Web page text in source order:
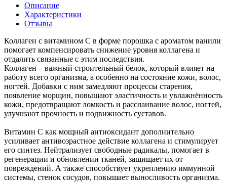
Описание
Характеристики
Отзывы
Коллаген с витамином C в форме порошка с ароматом ванили
помогает компенсировать снижение уровня коллагена и
отдалить связанные с этим последствия.
Коллаген – важный строительный белок, который влияет на
работу всего организма, а особенно на состояние кожи, волос,
ногтей. Добавки с ним замедляют процессы старения,
появление морщин, повышают эластичность и увлажнённость
кожи, предотвращают ломкость и расслаивание волос, ногтей,
улучшают прочность и подвижность суставов.
Витамин C как мощный антиоксидант дополнительно
усиливает антивозрастное действие коллагена и стимулирует
его синтез. Нейтрализует свободные радикалы, помогает в
регенерации и обновлении тканей, защищает их от
повреждений. А также способствует укреплению иммунной
системы, стенок сосудов, повышает выносливость организма.